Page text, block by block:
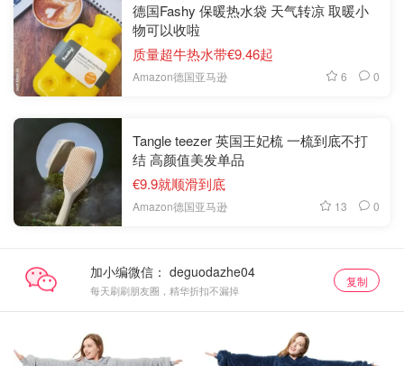
德国Fashy 保暖热水袋 天气转凉 取暖小
物可以收啦
质量超牛热水带€9.46起
Amazon德国亚马逊 6 0
Tangle teezer 英国王妃梳 一梳到底不打
结 高颜值美发单品
€9.9就顺滑到底
Amazon德国亚马逊 13 0
加小编微信：
每天刷刷朋友圈，精华折扣不漏掉
复制